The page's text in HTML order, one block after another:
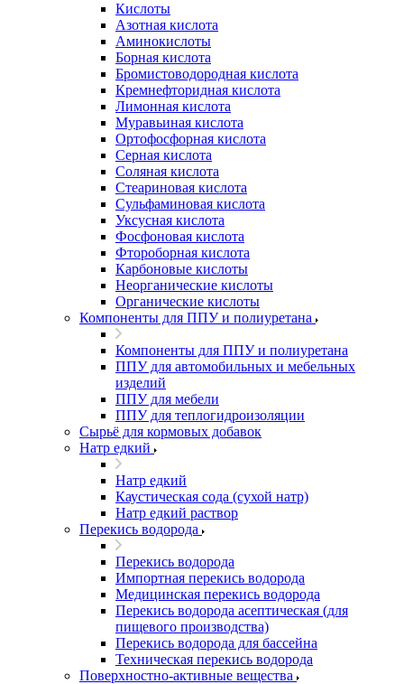
Кислоты
Азотная кислота
Аминокислоты
Борная кислота
Бромистоводородная кислота
Кремнефторидная кислота
Лимонная кислота
Муравьиная кислота
Ортофосфорная кислота
Серная кислота
Соляная кислота
Стеариновая кислота
Сульфаминовая кислота
Уксусная кислота
Фосфоновая кислота
Фтороборная кислота
Карбоновые кислоты
Неорганические кислоты
Органические кислоты
Компоненты для ППУ и полиуретана
Компоненты для ППУ и полиуретана
ППУ для автомобильных и мебельных
изделий
ППУ для мебели
ППУ для теплогидроизоляции
Сырьё для кормовых добавок
Натр едкий
Натр едкий
Каустическая сода (сухой натр)
Натр едкий раствор
Перекись водорода
Перекись водорода
Импортная перекись водорода
Медицинская перекись водорода
Перекись водорода асептическая (для
пищевого производства)
Перекись водорода для бассейна
Техническая перекись водорода
Поверхностно-активные вещества